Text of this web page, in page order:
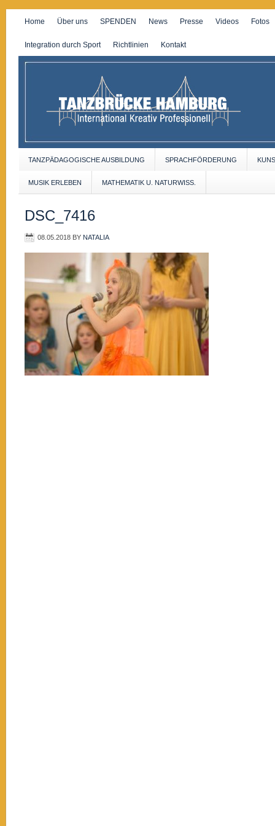
Home Über uns SPENDEN News Presse Videos Fotos
Integration durch Sport Richtlinien Kontakt
TANZPÄDAGOGISCHE AUSBILDUNG SPRACHFÖRDERUNG
MUSIK ERLEBEN MATHEMATIK U. NATURWISS.
DSC_7416
08.05.2018 BY NATALIA